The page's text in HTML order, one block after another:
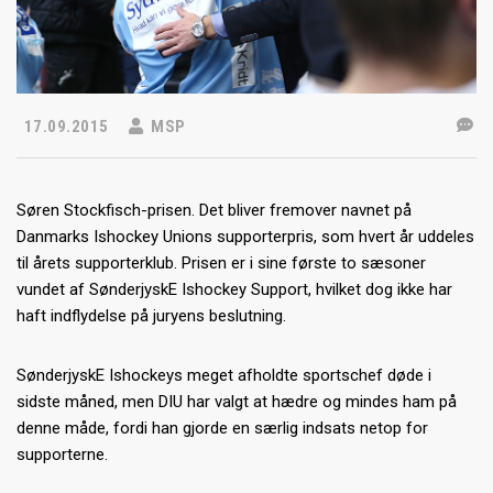
17.09.2015 MSP
Søren Stockfisch-prisen. Det bliver fremover navnet på
Danmarks Ishockey Unions supporterpris, som hvert år uddeles
til årets supporterklub. Prisen er i sine første to sæsoner
vundet af SønderjyskE Ishockey Support, hvilket dog ikke har
haft indflydelse på juryens beslutning.
SønderjyskE Ishockeys meget afholdte sportschef døde i
sidste måned, men DIU har valgt at hædre og mindes ham på
denne måde, fordi han gjorde en særlig indsats netop for
supporterne.